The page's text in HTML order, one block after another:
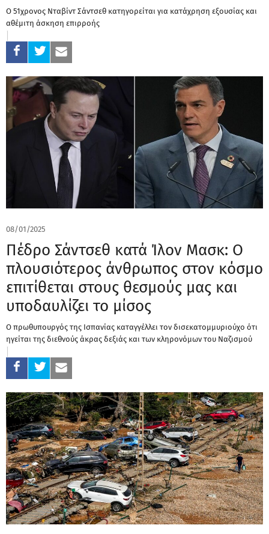
Ο 51χρονος Νταβίντ Σάντσεθ κατηγορείται για κατάχρηση εξουσίας και
αθέμιτη άσκηση επιρροής
08/01/2025
Πέδρο Σάντσεθ κατά Ίλον Μασκ: Ο
πλουσιότερος άνθρωπος στον κόσμο
επιτίθεται στους θεσμούς μας και
υποδαυλίζει το μίσος
Ο πρωθυπουργός της Ισπανίας καταγγέλλει τον δισεκατομμυριούχο ότι
ηγείται της διεθνούς άκρας δεξιάς και των κληρονόμων του Ναζισμού